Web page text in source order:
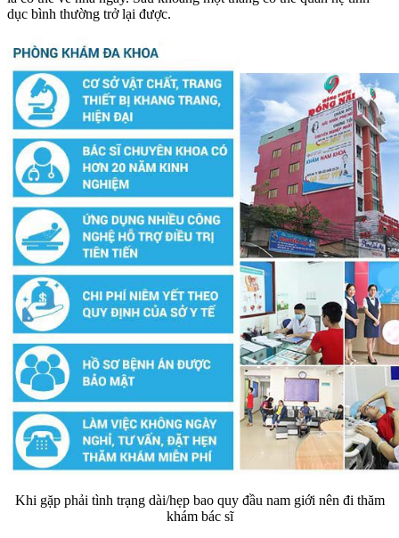
dục bình thường trở lại được.
Khi gặp phải tình trạng dài/hẹp bao quy đầu nam giới nên đi thăm
khám bác sĩ